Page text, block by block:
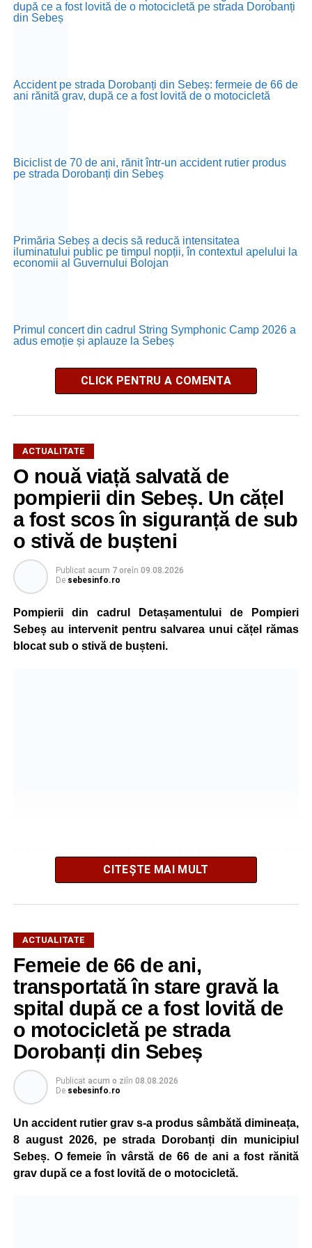
după ce a fost lovită de o motocicletă pe strada Dorobanți
din Sebeș
Accident pe strada Dorobanți din Sebeș: fermeie de 66 de
ani rănită grav, după ce a fost lovită de o motocicletă
Biciclist de 70 de ani, rănit într-un accident rutier produs
pe strada Dorobanți din Sebeș
Primăria Sebeș a decis să reducă intensitatea
iluminatului public pe timpul nopții, în contextul apelului la
economii al Guvernului Bolojan
Primul concert din cadrul String Symphonic Camp 2026 a
adus emoție și aplauze la Sebeș
CLICK PENTRU A COMENTA
ACTUALITATE
O nouă viață salvată de
pompierii din Sebeș. Un cățel
a fost scos în siguranță de sub
o stivă de bușteni
Publicat acum 7 oreîn 09.08.2026
De sebesinfo.ro
Pompierii din cadrul Detașamentului de Pompieri
Sebeș au intervenit pentru salvarea unui cățel rămas
blocat sub o stivă de bușteni.
după o operațiune de scurtă durată au reușit să extragă
animalul în siguranță. Cățelul a fost scos teafăr și
nevătămat, spre bucuria celor care au asistat la
Pentru pompierii din Sebeș, fiecare misiune este
importantă, indiferent dacă este vorba despre salvarea
unei persoane sau a unui animal.
„Pentru noi, fiecare viață contează!”, au transmis
reprezentanții ISU Alba.
Adaugă-ne ca sursă preferată
Urmărește-ne pe Google News
Ultimele știri din Sebeș
CITEȘTE MAI MULT
ACTUALITATE
Femeie de 66 de ani,
transportată în stare gravă la
spital după ce a fost lovită de
o motocicletă pe strada
Dorobanți din Sebeș
Publicat acum o ziîn 08.08.2026
De sebesinfo.ro
Un accident rutier grav s-a produs sâmbătă dimineața,
8 august 2026, pe strada Dorobanți din municipiul
Sebeș. O femeie în vârstă de 66 de ani a fost rănită
grav după ce a fost lovită de o motocicletă.